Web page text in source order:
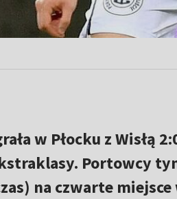
w Płocku z Wisłą
Portowcy
na czwarte